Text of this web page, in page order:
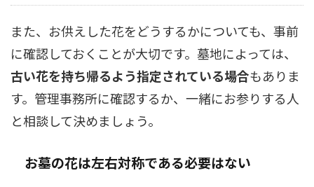
また、お供えした花をどうするかについても、事前
に確認しておくことが大切です。墓地によっては、
古い花を持ち帰るよう指定されている場合もありま
す。管理事務所に確認するか、一緒にお参りする人
と相談して決めましょう。
お墓の花は左右対称である必要はない